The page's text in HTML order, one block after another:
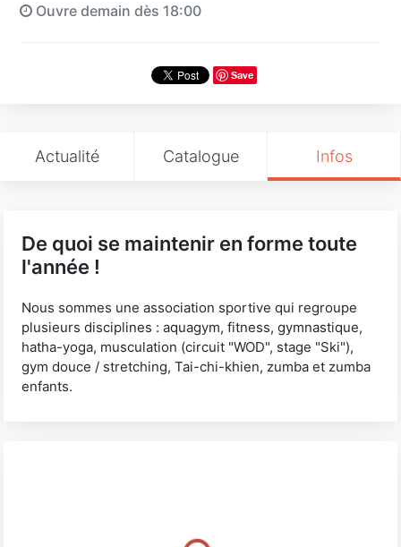
Ouvre demain dès 18:00
Save
Actualité Catalogue Infos
De quoi se maintenir en forme toute
l'année !
Nous sommes une association sportive qui regroupe
plusieurs disciplines : aquagym, fitness, gymnastique,
hatha-yoga, musculation (circuit "WOD", stage "Ski"),
gym douce / stretching, Tai-chi-khien, zumba et zumba
enfants.